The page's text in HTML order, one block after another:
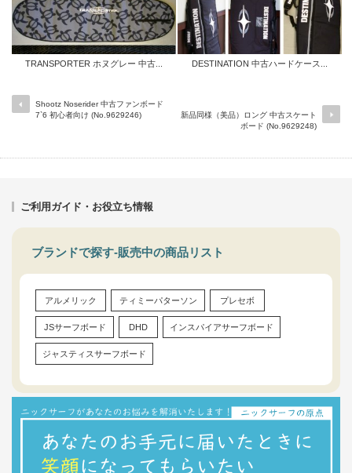
TRANSPORTER ホヌグレー 中古... DESTINATION 中古ハードケース...
Shootz Noserider 中古ファンボード
7`6 初心者向け (No.9629246)
新品同様（美品）ロング 中古スケート
ボード (No.9629248)
ご利用ガイド・お役立ち情報
ブランドで探す-販売中の商品リスト
アルメリック ティミーパターソン プレセボ
JSサーフボード DHD インスパイアサーフボード
ジャスティスサーフボード